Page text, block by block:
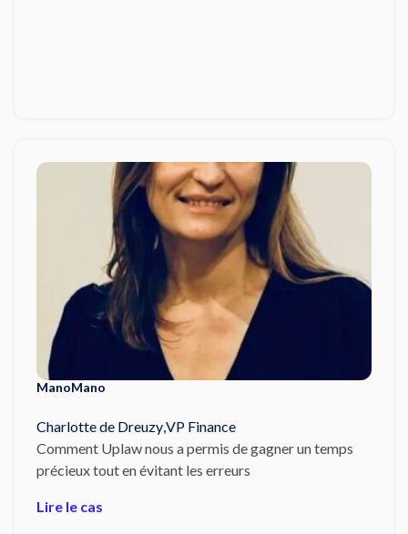
ManoMano
Charlotte de Dreuzy,VP Finance
Comment Uplaw nous a permis de gagner un temps
précieux tout en évitant les erreurs
Lire le cas